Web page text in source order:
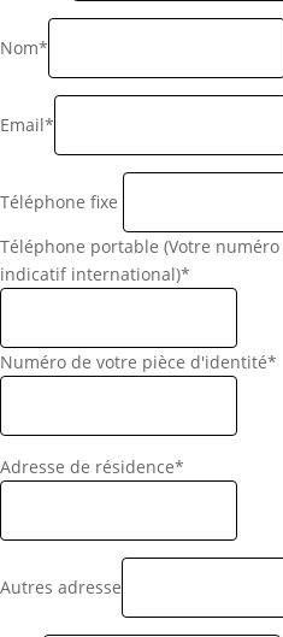
Nom*
Email*
Téléphone fixe
Téléphone portable (Votre numéro
indicatif international)*
Numéro de votre pièce d'identité*
Adresse de résidence*
Autres adresse